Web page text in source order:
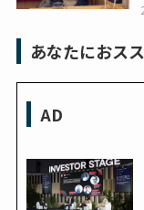
あなたにおス
AD